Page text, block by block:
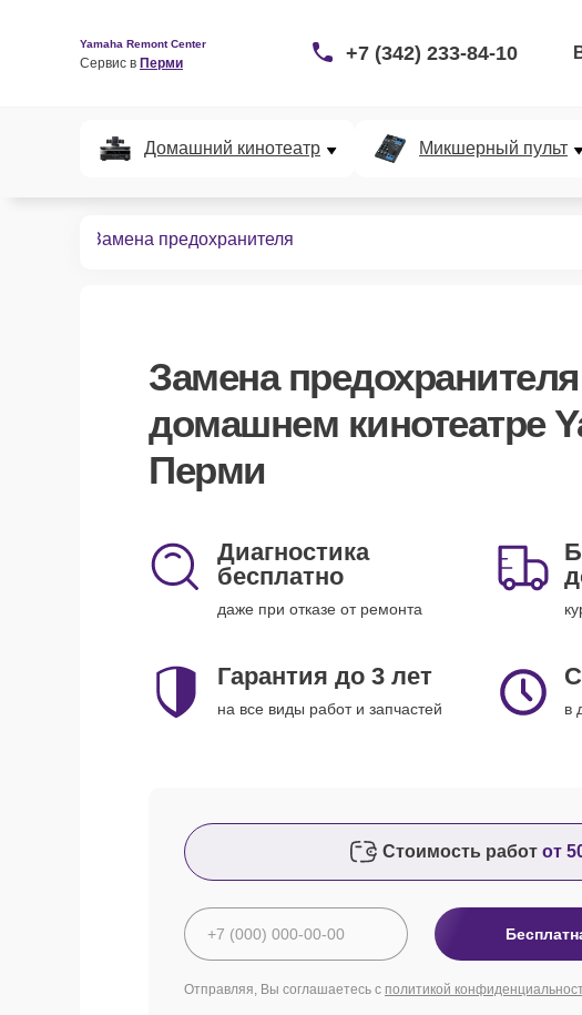
Yamaha Remont Center
Сервис в Перми +7 (342) 233-84-10
Домашний кинотеатр Микшерный пульт
Замена предохранителя
Замена предохранителя
домашнем кинотеатре
Перми
Диагностика
бесплатно
даже при отказе от ремонта
Гарантия до 3 лет
на все виды работ и запчастей в
Стоимость работ от
Отправляя, Вы соглашаетесь с политикой